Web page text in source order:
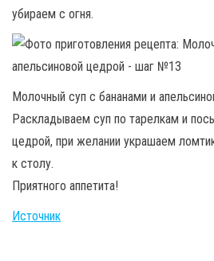
убираем с огня.
Молочный суп с бананами и
Раскладываем суп по тарелкам и
цедрой, при желании украшаем
к столу.
Приятного аппетита!
Источник